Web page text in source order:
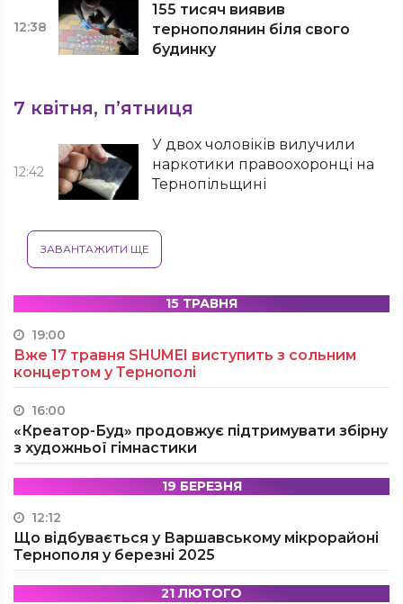
12:38
155 тисяч виявив
тернополянин біля свого
будинку
7 квітня, п’ятниця
12:42
У двох чоловіків вилучили
наркотики правоохоронці на
Тернопільщині
ЗАВАНТАЖИТИ ЩЕ
15 ТРАВНЯ
19:00
Вже 17 травня SHUMEI виступить з сольним
концертом у Тернополі
16:00
«Креатор-Буд» продовжує підтримувати збірну
з художньої гімнастики
19 БЕРЕЗНЯ
12:12
Що відбувається у Варшавському мікрорайоні
Тернополя у березні 2025
21 ЛЮТОГО